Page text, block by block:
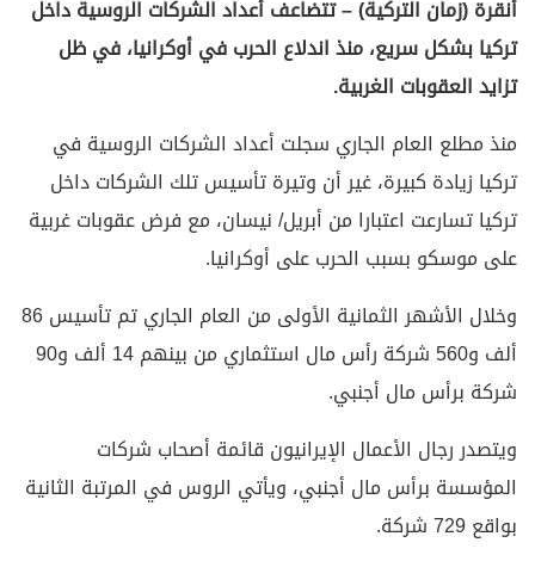
أنقرة (زمان التركية) – تتضاعف أعداد الشركات الروسية داخل
تركيا بشكل سريع، منذ اندلاع الحرب في أوكرانيا، في ظل
تزايد العقوبات الغربية.
منذ مطلع العام الجاري سجلت أعداد الشركات الروسية في
تركيا زيادة كبيرة، غير أن وتيرة تأسيس تلك الشركات داخل
تركيا تسارعت اعتبارا من أبريل/ نيسان، مع فرض عقوبات غربية
على موسكو بسبب الحرب على أوكرانيا.
وخلال الأشهر الثمانية الأولى من العام الجاري تم تأسيس 86
ألف و560 شركة رأس مال استثماري من بينهم 14 ألف و90
شركة برأس مال أجنبي.
ويتصدر رجال الأعمال الإيرانيون قائمة أصحاب شركات
المؤسسة برأس مال أجنبي، ويأتي الروس في المرتبة الثانية
بواقع 729 شركة.